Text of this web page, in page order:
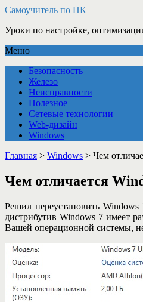
Самоучитель по ПК
Уроки по настройке,
Меню
Безопасность
Железо
Неисправности
Полезное
Сетевые технологии
Web-дизайн
Windows
Главная > Windows > Чем
Чем отличается
Решил переустановить
дистрибутив Windows 7 имеет
Вашей операционной системы,